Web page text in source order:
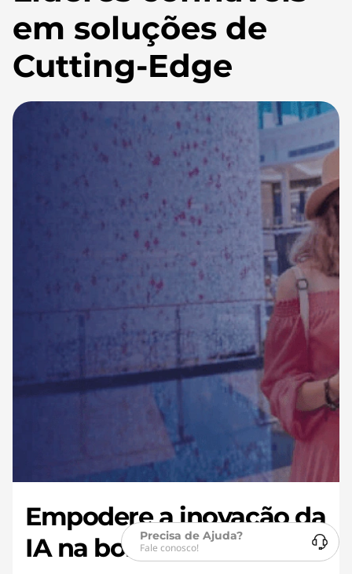
em soluções de
Cutting-Edge
Empodere a inovação da
IA na bordaPrecisa de Ajuda?
Fale conosco!